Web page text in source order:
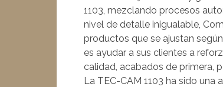
1103, mezclando procesos
nivel de detalle inigualable,
productos que se ajustan
es ayudar a sus clientes a
calidad, acabados de primera,
La TEC-CAM 1103 ha sido